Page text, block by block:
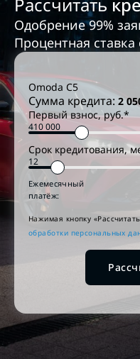
Одобрение 99%
Процентная ставка
Omoda C5
Сумма кредита: 2
Первый взнос, руб.*
Срок кредитования,
Ежемесячный
платёж:
Нажимая кнопку
обработки персональных